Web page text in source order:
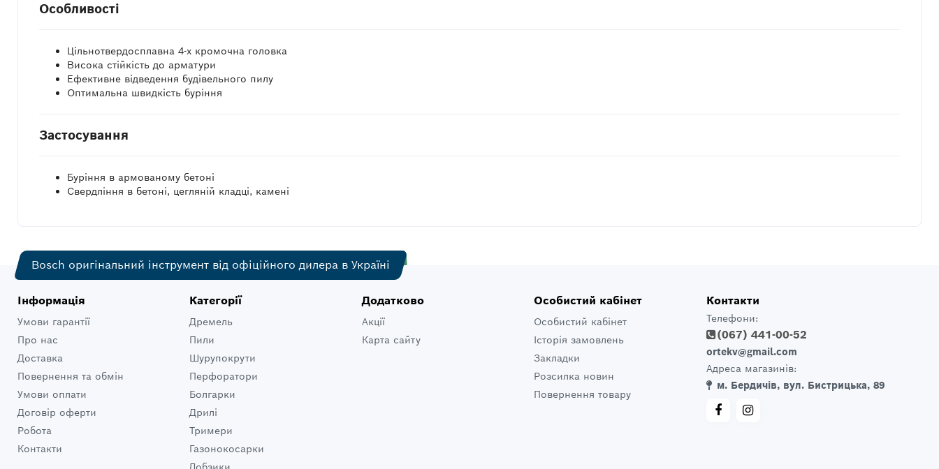
Особливості
Цільнотвердосплавна 4-х кромочна головка
Висока стійкість до арматури
Ефективне відведення будівельного пилу
Оптимальна швидкість буріння
Застосування
Буріння в армованому бетоні
Свердління в бетоні, цегляній кладці, камені
Bosch оригінальний інструмент від офіційного дилера в Україні
Інформація
Умови гарантії
Про нас
Доставка
Повернення та обмін
Умови оплати
Договір оферти
Робота
Контакти
Категорії
Дремель
Пили
Шурупокрути
Перфоратори
Болгарки
Дрилі
Тримери
Газонокосарки
Додатково
Акції
Карта сайту
Особистий кабінет
Особистий кабінет
Історія замовлень
Закладки
Розсилка новин
Повернення товару
Контакти
Телефони:
(067) 441-00-52
ortekv@gmail.com
Адреса магазинів:
м. Бердичів, вул. Бистрицька, 89